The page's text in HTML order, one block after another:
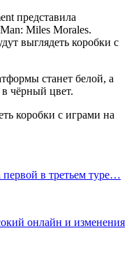
представила
Miles Morales.
выглядеть коробки с
станет белой, а
чёрный цвет.
первой в третьем туре…
онлайн и изменения